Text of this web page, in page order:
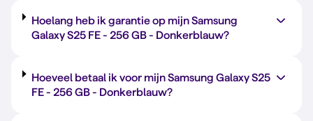
Hoelang heb ik garantie op mijn Samsung
Galaxy S25 FE - 256 GB- Donkerblauw?
Hoeveel betaal ik voor mijn Samsung Galaxy S25
FE - 256 GB- Donkerblauw?